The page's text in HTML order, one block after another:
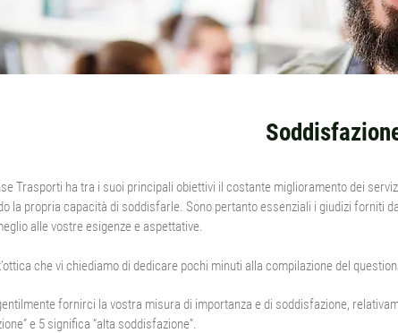
Trasporti ha tra i suoi principali obiettivi il costante miglioramento dei
la propria capacità di soddisfarle. Sono pertanto essenziali i giudizi forniti
alle vostre esigenze e aspettative.
che vi chiediamo di dedicare pochi minuti alla compilazione del
fornirci la vostra misura di importanza e di soddisfazione,
e 5 significa “alta soddisfazione”.